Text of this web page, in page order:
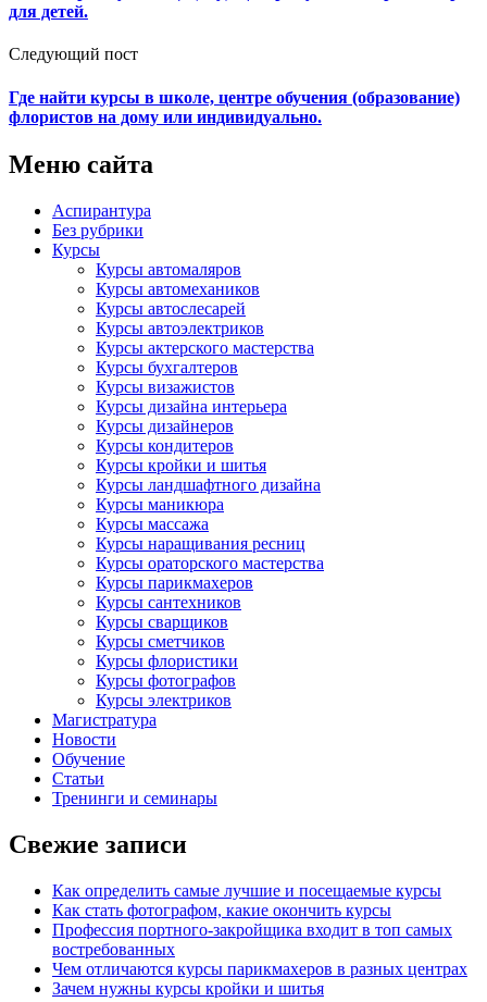
для детей.
Следующий пост
Где найти курсы в школе, центре обучения (образование)
флористов на дому или индивидуально.
Меню сайта
Аспирантура
Без рубрики
Курсы
Курсы автомаляров
Курсы автомехаников
Курсы автослесарей
Курсы автоэлектриков
Курсы актерского мастерства
Курсы бухгалтеров
Курсы визажистов
Курсы дизайна интерьера
Курсы дизайнеров
Курсы кондитеров
Курсы кройки и шитья
Курсы ландшафтного дизайна
Курсы маникюра
Курсы массажа
Курсы наращивания ресниц
Курсы ораторского мастерства
Курсы парикмахеров
Курсы сантехников
Курсы сварщиков
Курсы сметчиков
Курсы флористики
Курсы фотографов
Курсы электриков
Магистратура
Новости
Обучение
Статьи
Тренинги и семинары
Свежие записи
Как определить самые лучшие и посещаемые курсы
Как стать фотографом, какие окончить курсы
Профессия портного-закройщика входит в топ самых
востребованных
Чем отличаются курсы парикмахеров в разных центрах
Зачем нужны курсы кройки и шитья